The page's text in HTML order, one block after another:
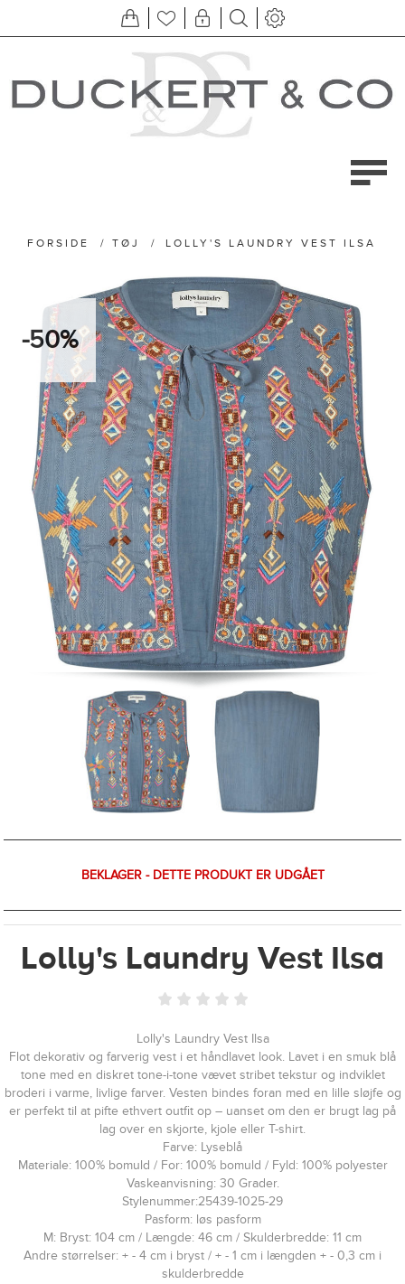
FORSIDE / TØJ / LOLLY'S LAUNDRY VEST ILSA
-50%
BEKLAGER - DETTE PRODUKT ER UDGÅET
Lolly's Laundry Vest Ilsa
Lolly's Laundry Vest Ilsa
Flot dekorativ og farverig vest i et håndlavet look. Lavet i en smuk blå
tone med en diskret tone-i-tone vævet stribet tekstur og indviklet
broderi i varme, livlige farver. Vesten bindes foran med en lille sløjfe og
er perfekt til at pifte ethvert outfit op – uanset om den er brugt lag på
lag over en skjorte, kjole eller T-shirt.
Farve: Lyseblå
Materiale: 100% bomuld / For: 100% bomuld / Fyld: 100% polyester
Vaskeanvisning: 30 Grader.
Stylenummer:25439-1025-29
Pasform: løs pasform
M: Bryst: 104 cm / Længde: 46 cm / Skulderbredde: 11 cm
Andre størrelser: + - 4 cm i bryst / + - 1 cm i længden + - 0,3 cm i
skulderbredde